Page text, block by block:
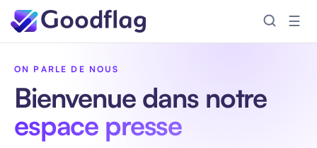
☰
ON PARLE DE NOUS
Bienvenue dans notre
espace presse